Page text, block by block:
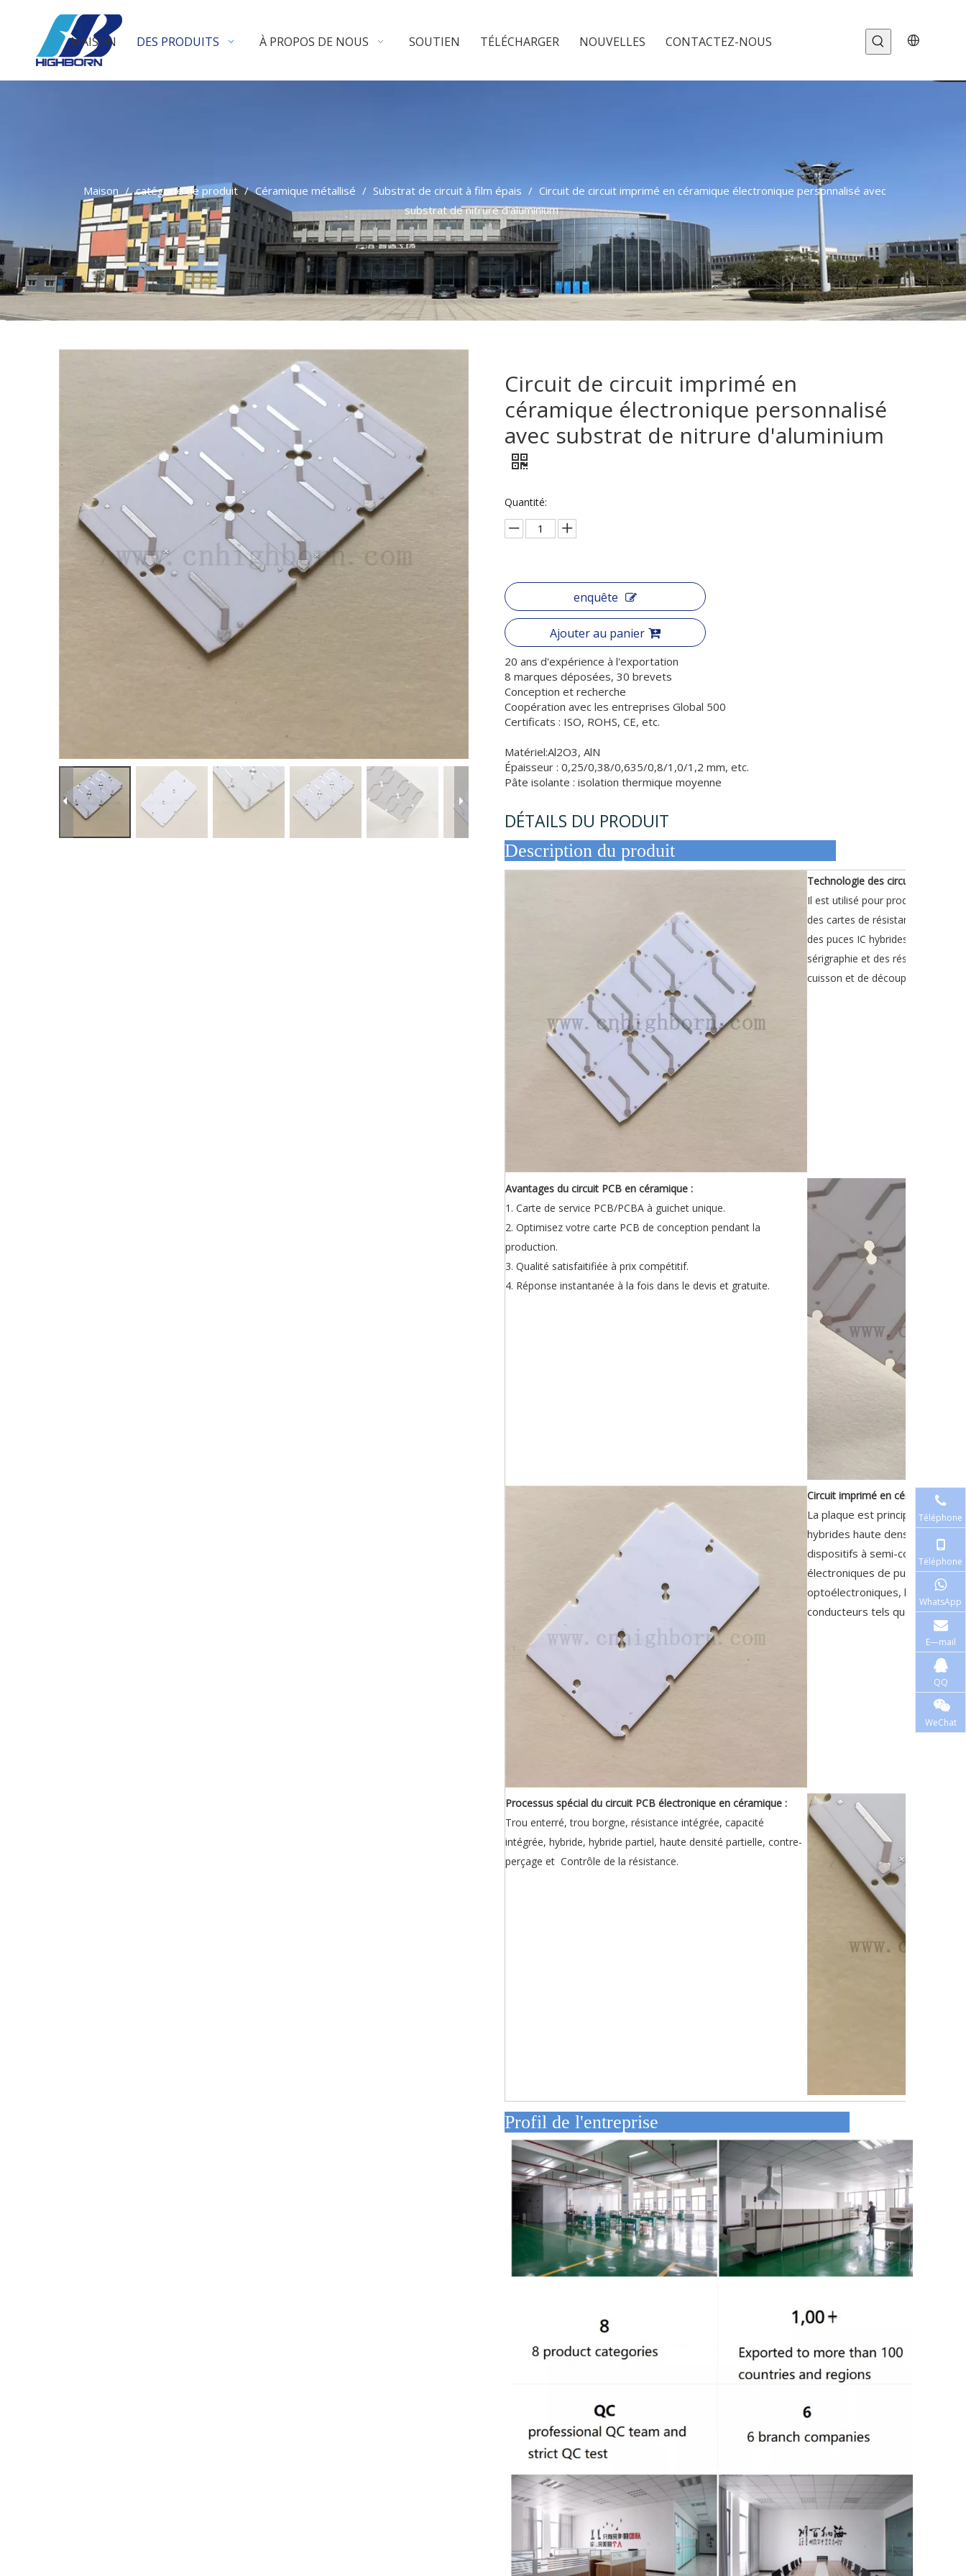
MAISON DES PRODUITS À PROPOS DE NOUS SOUTIEN TÉLÉCHARGER NOUVELLES CONTACTEZ-NOUS
Maison / catégorie de produit / Céramique métallisé / Substrat de circuit à film épais / Circuit de circuit imprimé en céramique électronique personnalisé avec
substrat de nitrure d'aluminium
Circuit de circuit imprimé en
céramique électronique personnalisé
avec substrat de nitrure d'aluminium
Quantité:
enquête
Ajouter au panier
20 ans d'expérience à l'exportation
8 marques déposées, 30 brevets
Conception et recherche
Coopération avec les entreprises Global 500
Certificats : ISO, ROHS, CE, etc.
Matériel:Al2O3, AlN
Épaisseur : 0,25/0,38/0,635/0,8/1,0/1,2 mm, etc.
Pâte isolante : isolation thermique moyenne
DÉTAILS DU PRODUIT
Description du produit
Technologie des circuits
Il est utilisé pour produire des
des cartes de résistance, des
des puces IC hybrides et des
sérigraphie et des résistances de
cuisson et de découpe laser.
Avantages du circuit PCB en céramique :
1. Carte de service PCB/PCBA à guichet unique.
2. Optimisez votre carte PCB de conception pendant la
production.
3. Qualité satisfaitifiée à prix compétitif.
4. Réponse instantanée à la fois dans le devis et gratuite.
Circuit imprimé en céramique
La plaque est principalement
hybrides haute densité, les
dispositifs à semi-conducteurs
électroniques de puissance,
optoélectroniques, les
conducteurs tels que les
Processus spécial du circuit PCB électronique en céramique :
Trou enterré, trou borgne, résistance intégrée, capacité
intégrée, hybride, hybride partiel, haute densité partielle, contre-
perçage et Contrôle de la résistance.
Profil de l'entreprise
Téléphone
Téléphone
WhatsApp
E—mail
QQ
WeChat